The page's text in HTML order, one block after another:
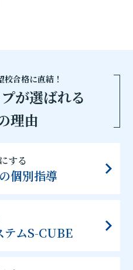
合格に直結！
が選ばれる
理由
する
個別指導
テムS-CUBE